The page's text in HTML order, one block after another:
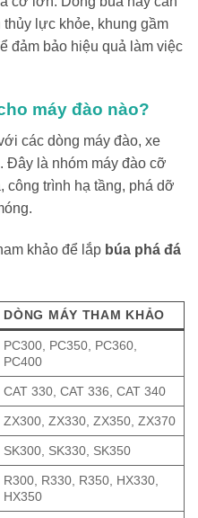
lực khỏe, khung gầm
đảm bảo hiệu quả làm việc
máy đào nào?
các dòng máy đào, xe
. Đây là nhóm máy đào cỡ
công trình hạ tầng, phá dỡ
khảo để lắp búa phá đá
DÒNG MÁY THAM KHẢO
PC300, PC350, PC360,
PC400
CAT 330, CAT 336, CAT 340
ZX300, ZX330, ZX350, ZX370
SK300, SK330, SK350
R300, R330, R350, HX330,
HX350